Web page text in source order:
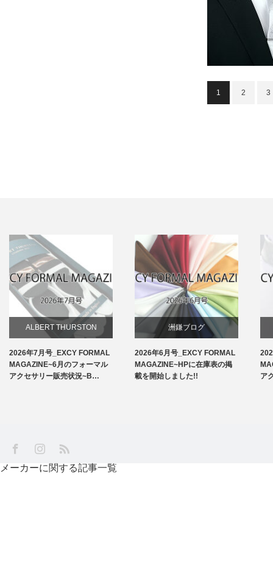
1 2 3
ALBERT THURSTON
お知らせ
2026年7月号_EXCY FORMAL
MAGAZINE~6月のフォーマル
アクセサリー販売状況~B…
洲鎌ブログ
2026年6月号_EXCY FORMAL
MAGAZINE~HPに在庫表の掲
載を開始しました!!
ア
FacebookInstagram
メーカーに関する記事一覧